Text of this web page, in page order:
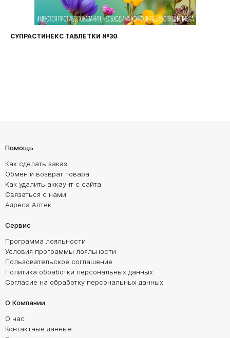
ФАРИНГОСЕПТ ТАБЛЕТКИ №20
Помощь
Как сделать заказ
Обмен и возврат товара
Как удалить аккаунт с сайта
Связаться с нами
Адреса Аптек
Сервис
Программа лояльности
Условия программы лояльности
Пользовательское соглашение
Политика обработки персональных данных
Согласие на обработку персональных данных
О Компании
О нас
Контактные данные